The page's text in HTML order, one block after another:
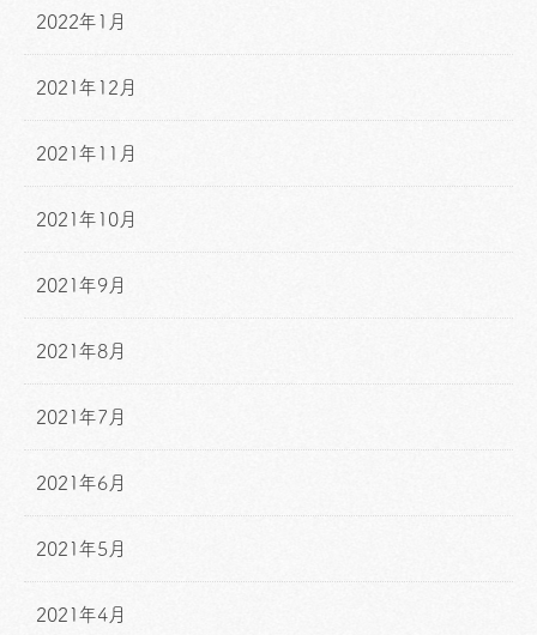
2022年1月
2021年12月
2021年11月
2021年10月
2021年9月
2021年8月
2021年7月
2021年6月
2021年5月
2021年4月